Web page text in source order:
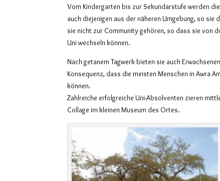
Vom Kindergarten bis zur Sekundarstufe werden
auch diejenigen aus der näheren Umgebung, so sie
sie nicht zur Community gehören, so dass sie von
Uni wechseln können.
Nach getanem Tagwerk bieten sie auch
Konsequenz, dass die meisten Menschen in Awra
können.
Zahlreiche erfolgreiche Uni-Absolventen zieren
Collage im kleinen Museum des Ortes.